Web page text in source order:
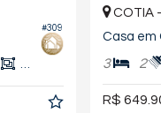
#309
87,
COTIA -
Casa em
3 2
R$